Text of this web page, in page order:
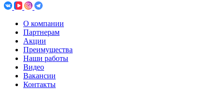
О компании
Партнерам
Акции
Преимущества
Наши работы
Видео
Вакансии
Контакты